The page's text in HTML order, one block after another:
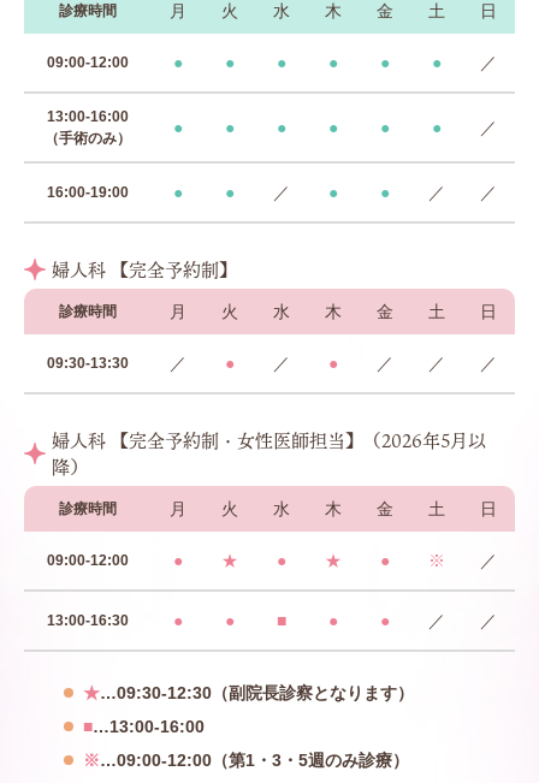
診療時間 月 火 水 木 金 土 日
09:00-12:00 ● ● ● ● ● ● ／
13:00-16:00
（手術のみ）
● ● ● ● ● ● ／
16:00-19:00 ● ● ／ ● ● ／ ／
婦人科 【完全予約制】
診療時間 月 火 水 木 金 土 日
09:30-13:30 ／ ● ／ ● ／ ／ ／
婦人科 【完全予約制・女性医師担当】（2026年5月以
降）
診療時間 月 火 水 木 金 土 日
09:00-12:00 ● ★ ● ★ ● ※ ／
13:00-16:30 ● ● ■ ● ● ／ ／
★…09:30-12:30（副院長診察となります）
■…13:00-16:00
※…09:00-12:00（第1・3・5週のみ診療）